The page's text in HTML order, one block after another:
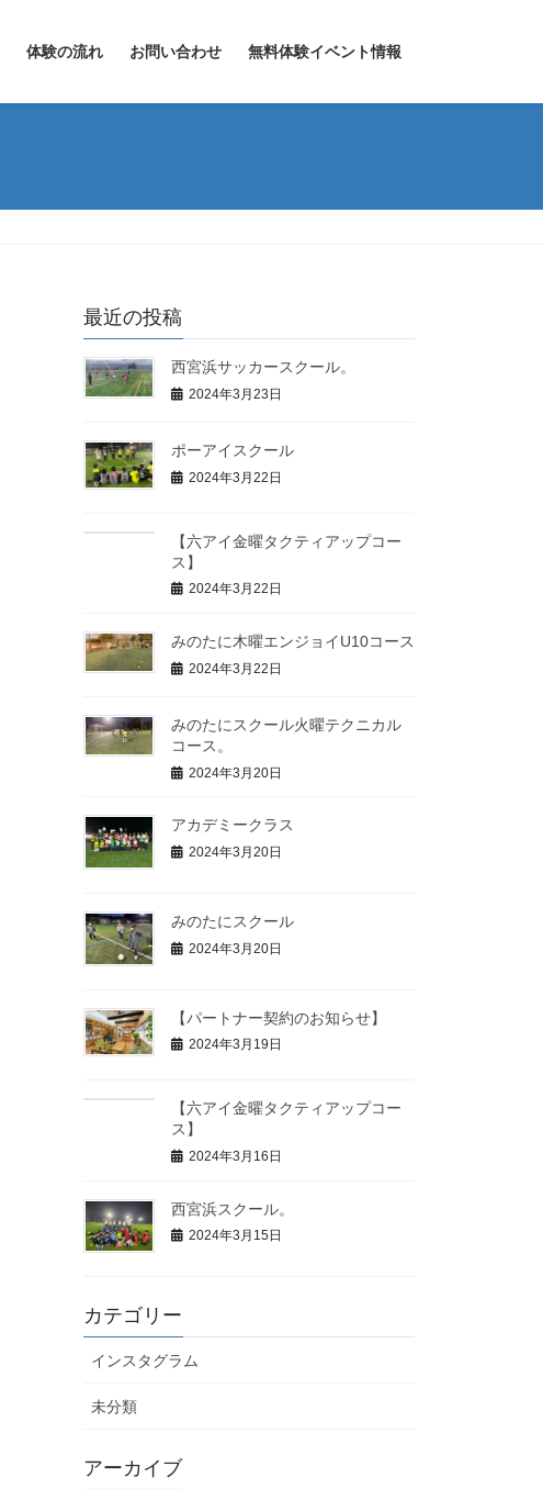
体験の流れ お問い合わせ 無料体験イベント情報
最近の投稿
西宮浜サッカースクール。
2024年3月23日
ポーアイスクール
2024年3月22日
【六アイ金曜タクティアップコー
ス】
2024年3月22日
みのたに木曜エンジョイU10コース
2024年3月22日
みのたにスクール火曜テクニカル
コース。
2024年3月20日
アカデミークラス
2024年3月20日
みのたにスクール
2024年3月20日
【パートナー契約のお知らせ】
2024年3月19日
【六アイ金曜タクティアップコー
ス】
2024年3月16日
西宮浜スクール。
2024年3月15日
カテゴリー
インスタグラム
未分類
アーカイブ